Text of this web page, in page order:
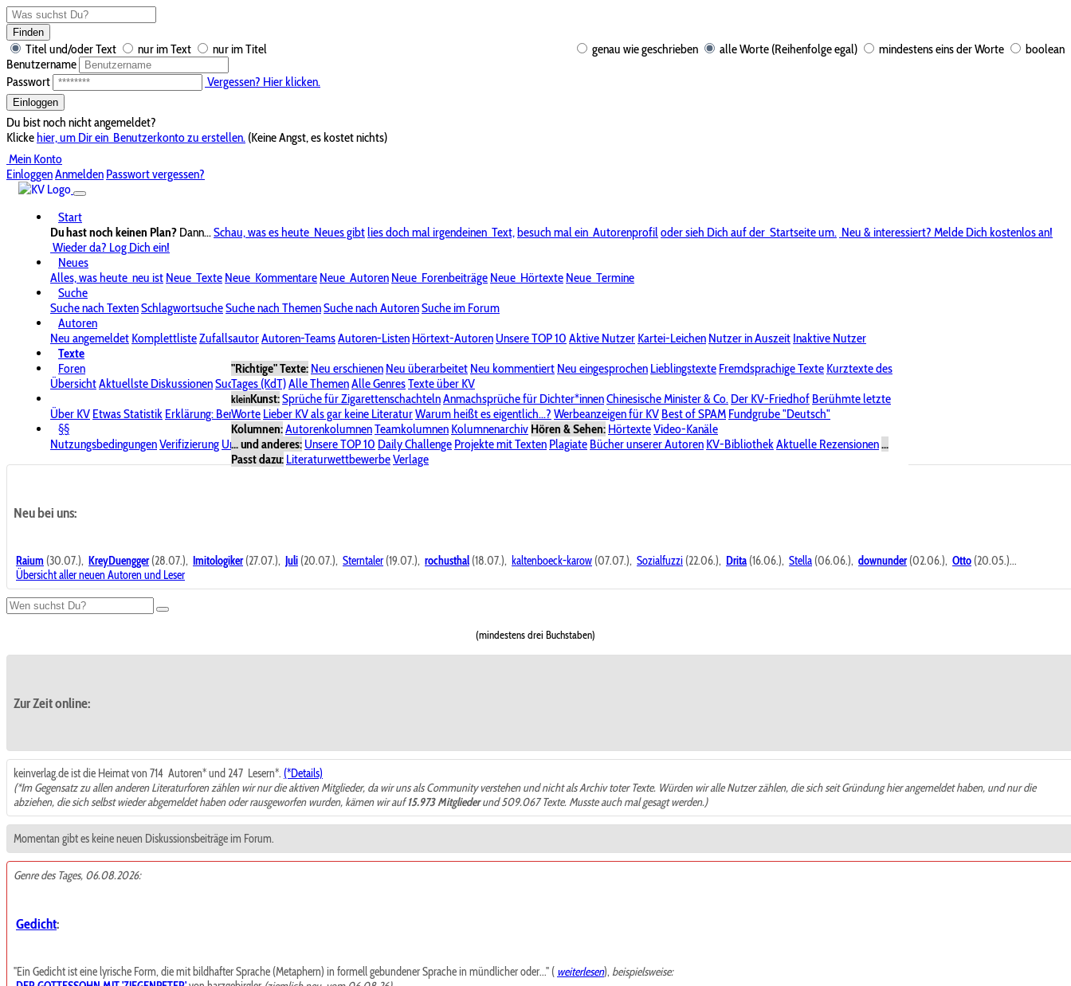
Finden
genau wie geschrieben alle Worte (Reihenfolge egal) mindestens eins der Worte boolean
Titel und/oder Text nur im Text
nur im Titel
Benutzername
Passwort
Vergessen? Hier klicken.
Einloggen
Du bist noch nicht angemeldet?
Klickehier, um Dir ein Benutzerkonto zu erstellen. (Keine Angst, es kostet nichts)
Mein Konto
EinloggenAnmelden Passwort vergessen?
Start
Du hast noch keinen Plan? Dann...Schau, was es heute Neues gibtlies doch mal irgendeinen Text,besuch mal ein Autorenprofiloder sieh Dich auf der Startseite um. Neu & interessiert? Melde Dich kostenlos an!
Wieder da? Log Dich ein!
Neues
Alles, was heute neu ist Neue Texte Neue Kommentare Neue Autoren Neue Forenbeiträge Neue Hörtexte Neue Termine
Suche
Suche nach TextenSchlagwortsucheSuche nach ThemenSuche nach AutorenSuche im Forum
Autoren
Neu angemeldet KomplettlisteZufallsautorAutoren-TeamsAutoren-Listen Hörtext-Autoren Unsere TOP 10 Aktive Nutzer Kartei-Leichen Nutzer in Auszeit Inaktive Nutzer
Texte
"Richtige" Texte: Neu erschienen Neu überarbeitet Neu kommentiert Neu eingesprochen Lieblingstexte Fremdsprachige Texte Kurztexte des
Tages (KdT)Alle ThemenAlle GenresTexte über KV
kleinKunst:Sprüche für ZigarettenschachtelnAnmachsprüche für Dichter*innenChinesische Minister & Co. Der KV-Friedhof Berühmte letzte
Worte Lieber KV als gar keine LiteraturWarum heißt es eigentlich...? Werbeanzeigen für KV Best of SPAM Fundgrube "Deutsch"
Kolumnen:AutorenkolumnenTeamkolumnen Kolumnenarchiv Hören & Sehen: HörtexteVideo-Kanäle
... und anderes: Unsere TOP 10 Daily Challenge Projekte mit Texten Plagiate Bücher unserer Autoren KV-BibliothekAktuelle Rezensionen...
Passt dazu: LiteraturwettbewerbeVerlage
Foren
ÜbersichtAktuellste DiskussionenSuche im ForumBereich "KV-Board"Bereich "Literatur & Schreiberei"
Über KV Etwas Statistik Erklärung: BenutzersymboleSpende für KV Unsere SpenderlisteAlle Wege führen zu KVPasswort vergessen?
§§
NutzungsbedingungenVerifizierung UrheberrechtAvatare & BilderStalkingDatenschutzerklärungImpressum
Neu bei uns:
Raium (30.07.), KreyDuengger(28.07.), Imitologiker(27.07.), Juli (20.07.), Sterntaler (19.07.), rochusthal (18.07.), kaltenboeck-karow (07.07.), Sozialfuzzi (22.06.), Drita (16.06.), Stella (06.06.), downunder(02.06.), Otto (20.05.)...
Übersicht aller neuen Autoren und Leser
(mindestens drei Buchstaben)
Zur Zeit online:
keinverlag.de ist die Heimat von 714 Autoren* und 247 Lesern*. (*Details)
(*Im Gegensatz zu allen anderen Literaturforen zählen wir nur die aktiven Mitglieder, da wir uns als Community verstehen und nicht als Archiv toter Texte. Würden wir alle Nutzer zählen, die sich seit Gründung hier angemeldet haben, und nur die
abziehen, die sich selbst wieder abgemeldet haben oder rausgeworfen wurden, kämen wir auf15.973 Mitgliederund 509.067 Texte. Musste auch mal gesagt werden.)
Momentan gibt es keine neuen Diskussionsbeiträge im Forum.
Genre des Tages, 06.08.2026:
Gedicht:
"Ein Gedicht ist eine lyrische Form, die mit bildhafter Sprache (Metaphern) in formell gebundener Sprache in mündlicher oder..." ( weiterlesen),beispielsweise: